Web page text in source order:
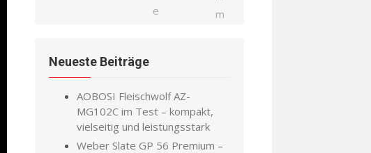
Neueste Beiträge
AOBOSI Fleischwolf AZ-
MG102C im Test – kompakt,
vielseitig und leistungsstark
Weber Slate GP 56 Premium –